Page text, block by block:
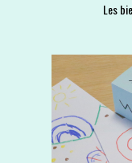
Les